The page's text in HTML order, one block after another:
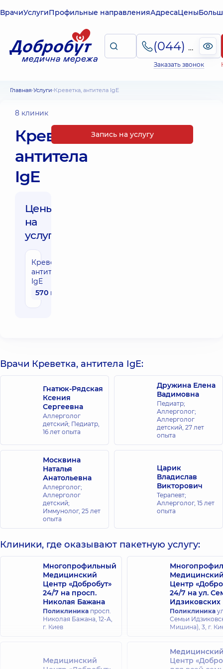
ВрачиУслугиПрофильные направленияАдресаЦены
(044) 495-2-888
Заказать звонок
Главная Услуги Креветка, антитела IgE
8 клиник
Креветка,
антитела
IgE
Цены
на
услуги:
Креветка,
антитела
IgE
570 грн
Запись на услугу
Врачи Креветка, антитела IgE:
Гнатюк-Рядская
Ксения
Сергеевна
Аллерголог
детский; Педиатр,
16 лет опыта
Дружина Елена
Вадимовна
Педиатр;
Аллерголог;
Аллерголог
детский, 27 лет
опыта
Москвина
Наталья
Анатольевна
Аллерголог;
Аллерголог
детский;
Иммунолог, 25 лет
опыта
Царик
Владислав
Викторович
Терапевт;
Аллерголог, 15 лет
опыта
Клиники, где оказывают пакетную услугу:
Многопрофильный
Медицинский
Центр «Добробут»
24/7 на просп.
Николая Бажана
Поликлиника просп.
Николая Бажана, 12-А,
г. Киев
Центр
24/7 на ул.
Идзиковских
Поликлиника
Семьи
Мишина), 3, г.
Медицинский
Центр